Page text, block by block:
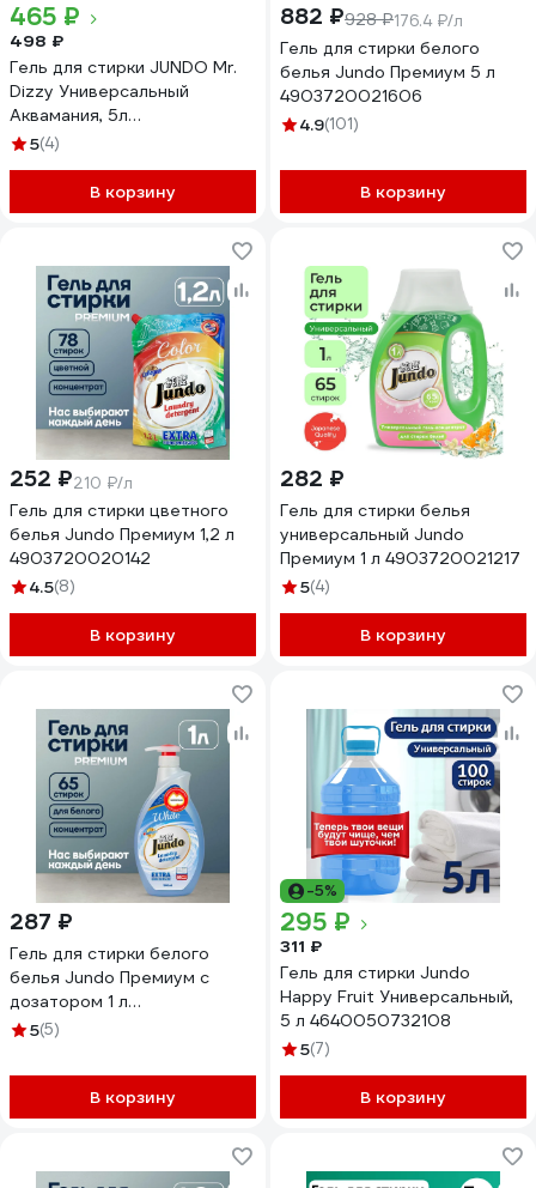
465 ₽
498 ₽
Гель для стирки JUNDO Mr.
Dizzy Универсальный
Аквамания, 5л
4640050731859
5(4)
В корзину
882 ₽928 ₽176.4 ₽/л
Гель для стирки белого
белья Jundo Премиум 5 л
4903720021606
4.9(101)
В корзину
252 ₽210 ₽/л
Гель для стирки цветного
белья Jundo Премиум 1,2 л
4903720020142
4.5(8)
В корзину
282 ₽
Гель для стирки белья
универсальный Jundo
Премиум 1 л 4903720021217
5(4)
В корзину
287 ₽
Гель для стирки белого
белья Jundo Премиум с
дозатором 1 л
4903720020067
5(5)
В корзину
-5%
295 ₽
311 ₽
Гель для стирки Jundo
Happy Fruit Универсальный,
5 л 4640050732108
5(7)
В корзину